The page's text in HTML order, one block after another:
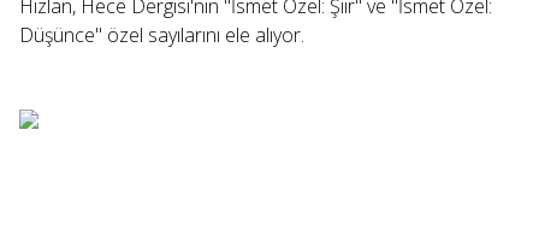
Hızlan, Hece Dergisi'nin "İsmet Özel: Şiir" ve "İsmet Özel:
Düşünce" özel sayılarını ele alıyor.